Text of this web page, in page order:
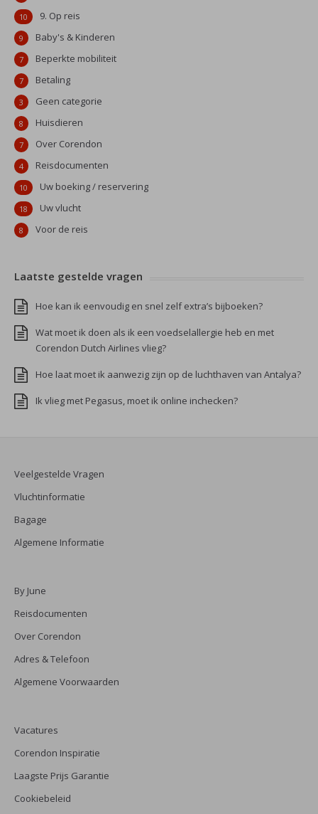
9. Op reis
10
Baby's & Kinderen
9
Beperkte mobiliteit
7
Betaling
7
Geen categorie
3
Huisdieren
8
Over Corendon
7
Reisdocumenten
4
Uw boeking / reservering
10
Uw vlucht
18
Voor de reis
8
Laatste gestelde vragen
Hoe kan ik eenvoudig en snel zelf extra’s bijboeken?
Wat moet ik doen als ik een voedselallergie heb en met
Corendon Dutch Airlines vlieg?
Hoe laat moet ik aanwezig zijn op de luchthaven van Antalya?
Ik vlieg met Pegasus, moet ik online inchecken?
Veelgestelde Vragen
Vluchtinformatie
Bagage
Algemene Informatie
By June
Reisdocumenten
Over Corendon
Adres & Telefoon
Algemene Voorwaarden
Vacatures
Corendon Inspiratie
Laagste Prijs Garantie
Cookiebeleid